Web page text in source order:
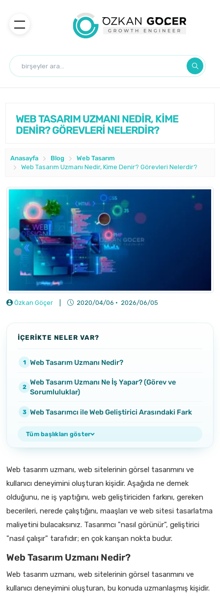
WEB TASARIM UZMANI NEDİR, KİME
DENİR? GÖREVLERİ NELERDİR?
Anasayfa Blog
Web Tasarım
Web Tasarım Uzmanı Nedir, Kime Denir? Görevleri Nelerdir?
Özkan Göçer 2020/04/06 · 2026/06/05
İÇERİKTE NELER VAR?
Web Tasarım Uzmanı Nedir?
Web Tasarım Uzmanı Ne İş Yapar? (Görev ve
Sorumluluklar)
Web Tasarımcı ile Web Geliştirici Arasındaki Fark
Tüm başlıkları göster
Web tasarım uzmanı, web sitelerinin görsel tasarımını ve
kullanıcı deneyimini oluşturan kişidir. Aşağıda ne demek
olduğunu, ne iş yaptığını, web geliştiriciden farkını, gereken
becerileri, nerede çalıştığını, maaşları ve web sitesi tasarlatma
maliyetini bulacaksınız. Tasarımcı "nasıl görünür", geliştirici
"nasıl çalışır" tarafıdır; en çok karışan nokta budur.
Web Tasarım Uzmanı Nedir?
Web tasarım uzmanı, web sitelerinin görsel tasarımını ve
kullanıcı deneyimini oluşturan, bu konuda uzmanlaşmış kişidir.